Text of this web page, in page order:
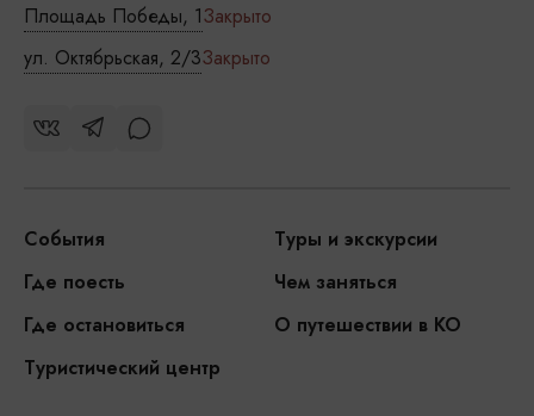
Площадь Победы, 1Закрыто
ул. Октябрьская, 2/3Закрыто
События
Туры и экскурсии
Где поесть
Чем заняться
Где остановиться
О путешествии в КО
Туристический центр